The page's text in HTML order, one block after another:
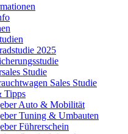
2025
Studie
Sales Studie
Tipps
Auto & Mobilität
Tuning & Umbauten
Führerschein